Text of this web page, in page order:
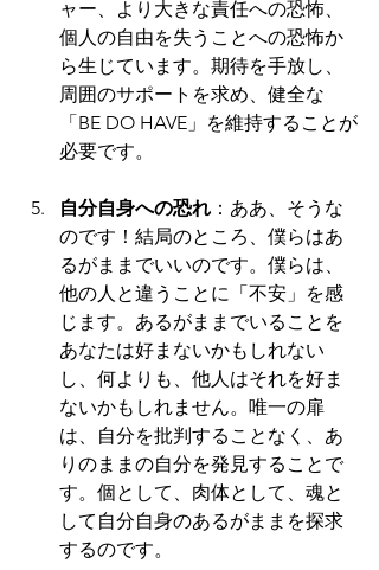
ャー、より大きな責任への恐怖、
個人の自由を失うことへの恐怖か
ら生じています。期待を手放し、
周囲のサポートを求め、健全な
「BE DO HAVE」を維持することが
必要です。
自分自身への恐れ ：ああ、そうな
のです！結局のところ、僕らはあ
るがままでいいのです。僕らは、
他の人と違うことに「不安」を感
じます。あるがままでいることを
あなたは好まないかもしれない
し、何よりも、他人はそれを好ま
ないかもしれません。唯一の扉
は、自分を批判することなく、あ
りのままの自分を発見することで
す。個として、肉体として、魂と
して自分自身のあるがままを探求
するのです。